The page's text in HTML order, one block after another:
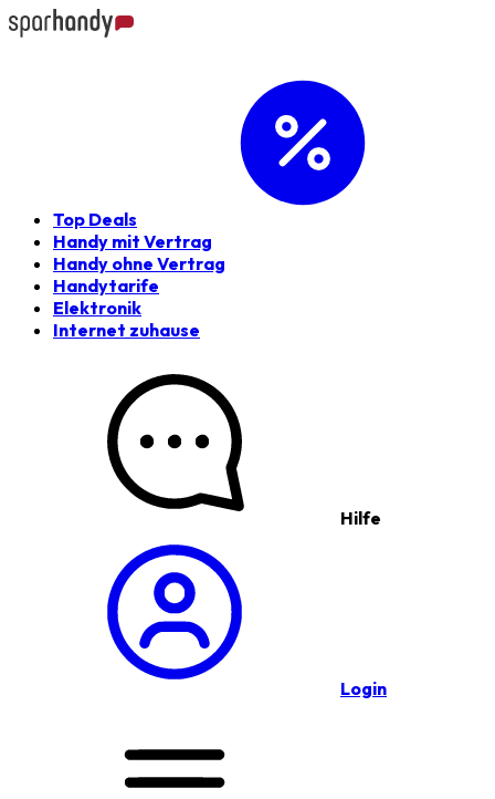
Top Deals
Handy mit Vertrag
Handy ohne Vertrag
Handytarife
Elektronik
Internet zuhause
Hilfe
Login